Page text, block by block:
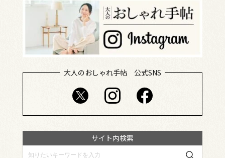
大人のおしゃれ手帖 公式SNS
サイト内検索